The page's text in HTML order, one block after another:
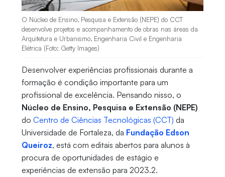
O Núcleo de Ensino, Pesquisa e Extensão (NEPE) do CCT
desenvolve projetos e acompanhamento de obras nas áreas da
Arquitetura e Urbanismo, Engenharia Civil e Engenharia
Elétrica (Foto: Getty Images)
Desenvolver experiências profissionais durante a
formação é condição importante para um
profissional de excelência. Pensando nisso, o
Núcleo de Ensino, Pesquisa e Extensão (NEPE)
do Centro de Ciências Tecnológicas (CCT) da
Universidade de Fortaleza, da Fundação Edson
Queiroz, está com editais abertos para alunos à
procura de oportunidades de estágio e
experiências de extensão para 2023.2.